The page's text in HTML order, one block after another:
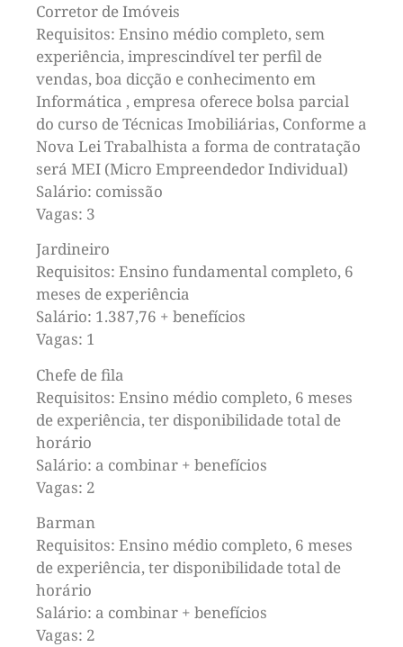
Corretor de Imóveis
Requisitos: Ensino médio completo, sem
experiência, imprescindível ter perfil de
vendas, boa dicção e conhecimento em
Informática , empresa oferece bolsa parcial
do curso de Técnicas Imobiliárias, Conforme a
Nova Lei Trabalhista a forma de contratação
será MEI (Micro Empreendedor Individual)
Salário: comissão
Vagas: 3
Jardineiro
Requisitos: Ensino fundamental completo, 6
meses de experiência
Salário: 1.387,76 + benefícios
Vagas: 1
Chefe de fila
Requisitos: Ensino médio completo, 6 meses
de experiência, ter disponibilidade total de
horário
Salário: a combinar + benefícios
Vagas: 2
Barman
Requisitos: Ensino médio completo, 6 meses
de experiência, ter disponibilidade total de
horário
Salário: a combinar + benefícios
Vagas: 2